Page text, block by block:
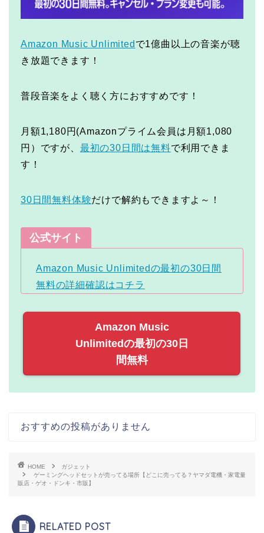
Amazon Music Unlimited で1億曲以上の音楽が聴
き放題できます！
普段音楽をよく聴く方におすすめです！
月額1,180円(Amazonプライム会員は月額1,080
円）ですが、 最初の30日間は無料で利用できま
す！
30日間無料体験だけで解約もできますよ～！
公式サイト
Amazon Music Unlimitedの最初の30日間
無料の詳細確認はコチラ
Amazon Music
Unlimitedの最初の30日
間無料
おすすめの投稿がありません
HOME
ガジェット
ゲーミングヘッドセットが売ってる場所【どこに売ってる？ヤマダ電機・家電量
販店・ゲオ・ドンキ・市販】
RELATED POST